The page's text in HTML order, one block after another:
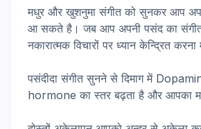
मधुर और खुशनुमा संगीत को सुनकर आप
आ सकते है। जब आप अपनी पसंद का
नकारात्मक विचारों पर ध्यान केन्द्रित
पसंदीदा संगीत सुनने से दिमाग में
hormone का स्तर बढ़ता है और आपका